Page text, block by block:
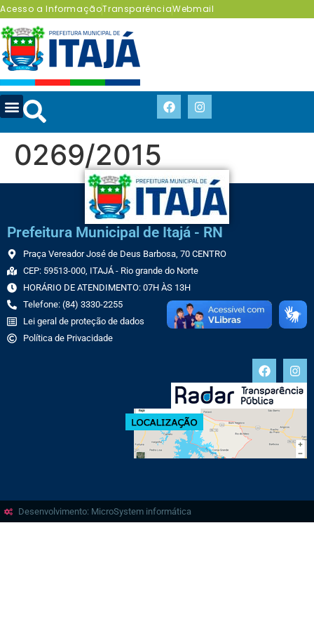
Acesso a InformaçãoTransparênciaWebmail
0269/2015
Prefeitura Municipal de Itajá - RN
Praça Vereador José de Deus Barbosa, 70 CENTRO
CEP: 59513-000, ITAJÁ - Rio grande do Norte
HORÁRIO DE ATENDIMENTO: 07H ÀS 13H
Telefone: (84) 3330-2255
Lei geral de proteção de dados
Política de Privacidade
Desenvolvimento: MicroSystem informática